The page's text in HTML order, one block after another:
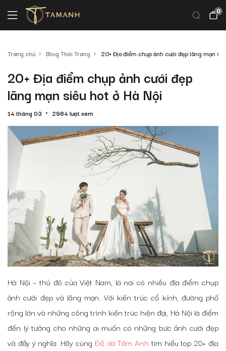
0
Trang chủ Blog Thời Trang 20+ Địa điểm chụp ảnh cưới đẹp lãng mạn
20+ Địa điểm chụp ảnh cưới đẹp
lãng mạn siêu hot ở Hà Nội
14 tháng 03 2984 lượt xem
Hà Nội – thủ đô của Việt Nam, là nơi có nhiều địa điểm chụp
ảnh cưới đẹp và lãng mạn. Với kiến trúc cổ kính, đường phố
rộng lớn và những công trình kiến trúc hiện đại, Hà Nội là điểm
đến lý tưởng cho những ai muốn có những bức ảnh cưới đẹp
và đầy ý nghĩa. Hãy cùng Đồ da Tâm Anh tìm hiểu top 20+ địa